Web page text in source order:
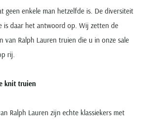
geen enkele man hetzelfde is. De diversiteit
is daar het antwoord op. Wij zetten de
van Ralph Lauren truien die u in onze sale
rij.
knit truien
Ralph Lauren zijn echte klassiekers met